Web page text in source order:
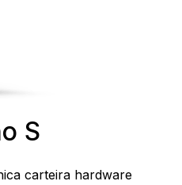
S
carteira hardware